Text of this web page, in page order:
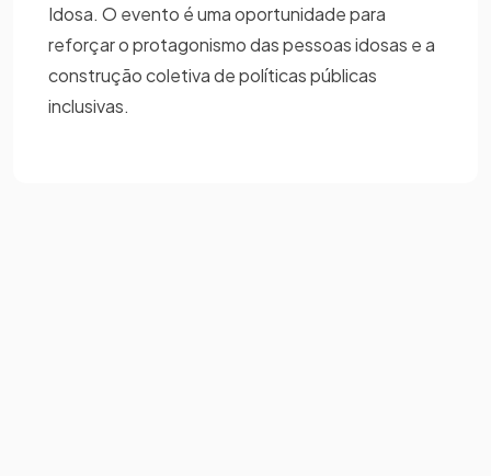
Idosa. O evento é uma oportunidade para
reforçar o protagonismo das pessoas idosas e a
construção coletiva de políticas públicas
inclusivas.